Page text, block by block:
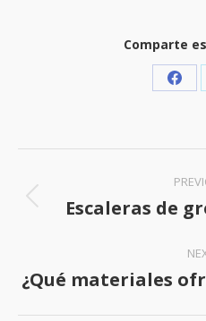
Comparte
navigation
Escaleras de
¿Qué materiales